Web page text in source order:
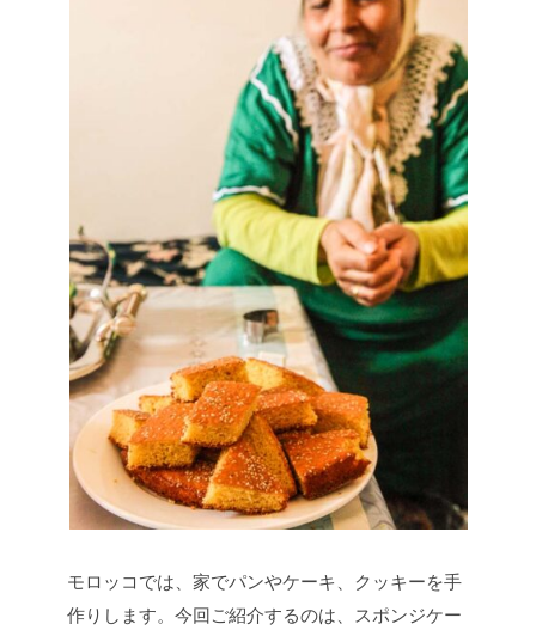
モロッコでは、家でパンやケーキ、クッキーを手
作りします。今回ご紹介するのは、スポンジケー